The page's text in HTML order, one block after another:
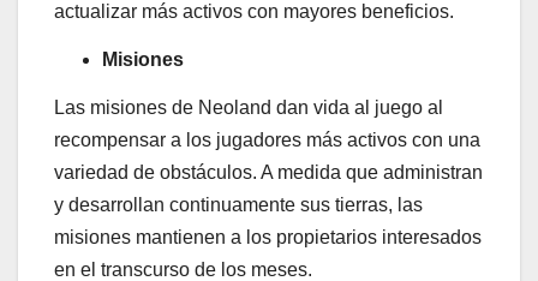
actualizar más activos con mayores beneficios.
Misiones
Las misiones de Neoland dan vida al juego al
recompensar a los jugadores más activos con una
variedad de obstáculos. A medida que administran
y desarrollan continuamente sus tierras, las
misiones mantienen a los propietarios interesados
​​​​en el transcurso de los meses.